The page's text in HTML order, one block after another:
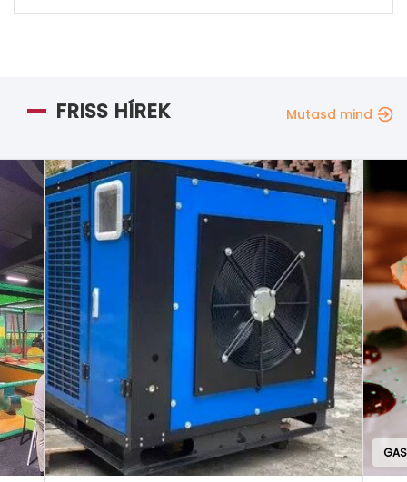
FRISS HÍREK Mutasd mind